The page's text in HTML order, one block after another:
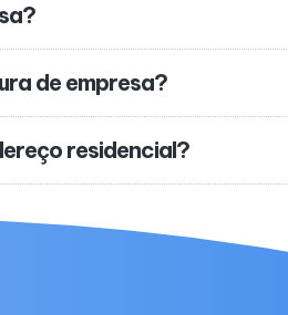
de empresa?
residencial?